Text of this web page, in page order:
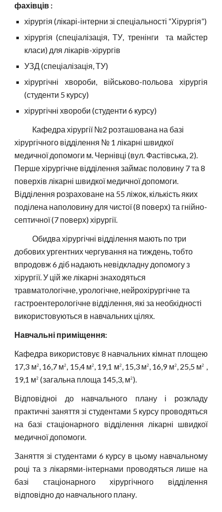
фахівців :
хірургія (лікарі-інтерни зі спеціальності “Хірургія”)
хірургія (спеціалізація,ТУ, тренінги та майстер
класи) для лікарів-хірургів
УЗД (спеціалізація, ТУ)
хірургічні хвороби, військово-польова хірургія
(студенти 5 курсу)
хірургічні хвороби (студенти 6 курсу)
Кафедра хірургії №2 розташована на базі
хірургічного від­ді­лення № 1 лікарні швидкої
медичної допомоги м. Чернівці (вул. Фастівська, 2).
Перше хірургічне відділення займає половину 7 та 8
поверхів лікарні швидкої медичної допомоги.
Відділення розраховане на 55 ліжок, кількість яких
поділена наполовину для чистої (8 поверх) та гнійно-
септичної (7 поверх) хірургії.
Обидва хірургічні відділення мають по три
добових ургентних чергування на тиждень, тобто
впродовж 6 діб надають невідкладну допомогу з
хірургії. У цій же лікарні знаходяться
травматологічне, урологічне, нейрохірургічне та
гастроентерологічне відділення, які за необхідності
використовуються в навчальних цілях.
Навчальні приміщення:
Кафедра використовує 8 навчальних кімнат площею
17,3 м2 , 16,7 м2 , 15,4 м2 , 19,1 м2 , 15,3 м2 , 16,9 м2 , 25,5 м2 ,
19,1 м2 (загальна площа 145,3, м2 ).
Відповідноі до навчального плану і розкладу
практичні заняття зі студентами 5 курсу проводяться
на базі стаціонарного відділення лікарні швидкої
медичної допомоги.
Заняття зі студентами 6 курсу в цьому навчальному
році та з лікарями-інтернами проводяться лише на
базі стаціонарного хірургічного відділення
відповідно до навчального плану.